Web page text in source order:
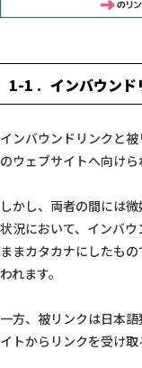
1-1 インバウンド
インバウンドリンクと
のウェブサイトへ向けら
しかし、両者の間には
状況において、インバ
ままカタカナにしたも
われます。
一方、被リンクは日本
イトからリンクを受け取